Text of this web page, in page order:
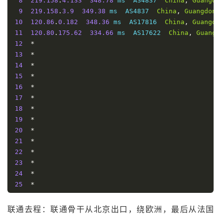
traceroute to 180.149 .128.9 (180.149 .128.9 ), 30 hops
1
154.12 . 176.1 0.32 ms  AS906 China, Hong Kong,
2
*
3
*
4
*
5
*
6
*
7
*
8
*
9
*
10
202.97
11
*
12
36.110
13
*
14
*
15
*
16
*
18
*
9
219.158 . 3.9 349.38 ms  AS4837 China , Guangdong
10
120.86 . 0.182 348.36 ms  AS17816 China ,
11
120.80 . 175.62 334.66 ms  AS17622 China ,
12
*
13
*
14
*
15
*
16
*
17
*
18
*
19
*
20
*
21
*
22
*
23
*
24
*
25
*
26
*
27
*
联通去程：联通骨干从北京出口，绕欧洲，最后从法国